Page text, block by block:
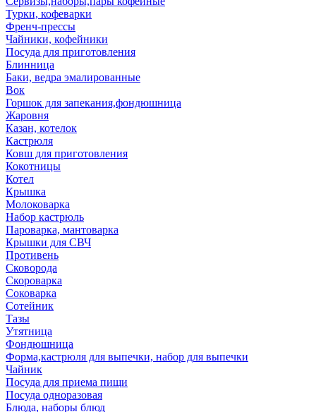
Турки, кофеварки
Френч-прессы
Чайники, кофейники
Посуда для приготовления
Блинница
Баки, ведра эмалированные
Вок
Горшок для запекания,фондюшница
Жаровня
Казан, котелок
Кастрюля
Ковш для приготовления
Кокотницы
Котел
Крышка
Молоковарка
Набор кастрюль
Пароварка, мантоварка
Крышки для СВЧ
Противень
Сковорода
Скороварка
Соковарка
Сотейник
Тазы
Утятница
Фондюшница
Форма,кастрюля для выпечки, набор для выпечки
Чайник
Посуда для приема пищи
Посуда одноразовая
Блюда, наборы блюд